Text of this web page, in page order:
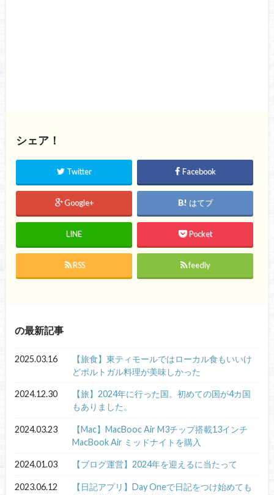
シェア！
Twitter Facebook
Google+ はてブ
LINE Pocket
RSS feedly
の最新記事
2025.03.16
【旅食】東ティモールではローカル食もいいけ
どポルトガル料理が美味しかった
2024.12.30
【旅】2024年に行った国。初めての国が4カ国
もありました。
2024.03.23
【Mac】MacBooc Air M3チップ搭載13インチ
MacBook Air ミッドナイトを購入
2024.01.03 【ブログ運営】2024年を迎えるに当たって
2023.06.12
【日記アプリ】Day Oneで日記をつけ始めても